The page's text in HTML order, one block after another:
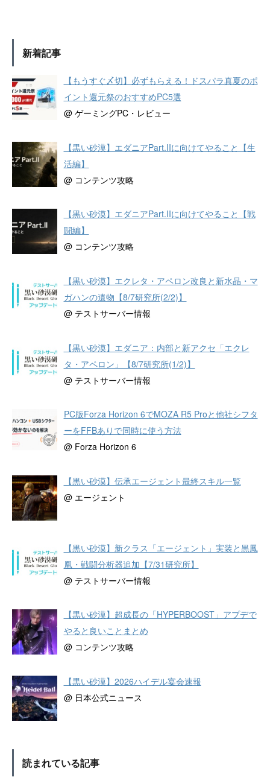
新着記事
【もうすぐ〆切】必ずもらえる！ドスパラ真夏のポ
イント還元祭のおすすめPC5選
@ ゲーミングPC・レビュー
【黒い砂漠】エダニアPart.IIに向けてやること【生
活編】
@ コンテンツ攻略
【黒い砂漠】エダニアPart.IIに向けてやること【戦
闘編】
@ コンテンツ攻略
【黒い砂漠】エクレタ・アペロン改良と新水晶・マ
ガハンの遺物【8/7研究所(2/2)】
@ テストサーバー情報
【黒い砂漠】エダニア：内部と新アクセ「エクレ
タ・アペロン」【8/7研究所(1/2)】
@ テストサーバー情報
PC版Forza Horizon 6でMOZA R5 Proと他社シフタ
ーをFFBありで同時に使う方法
@ Forza Horizon 6
【黒い砂漠】伝承エージェント最終スキル一覧
@ エージェント
【黒い砂漠】新クラス「エージェント」実装と黒鳳
凰・戦闘分析器追加【7/31研究所】
@ テストサーバー情報
【黒い砂漠】超成長の「HYPERBOOST」アプデで
やると良いことまとめ
@ コンテンツ攻略
【黒い砂漠】2026ハイデル宴会速報
@ 日本公式ニュース
読まれている記事